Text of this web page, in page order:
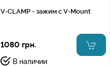
V-CLAMP - зажим с V-Mount
1080 грн.
В наличии